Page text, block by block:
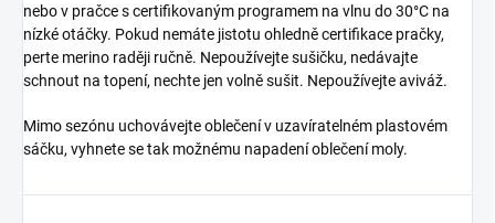
nebo v pračce s certifikovaným programem na vlnu do 30°C na
nízké otáčky. Pokud nemáte jistotu ohledně certifikace pračky,
perte merino raději ručně. Nepoužívejte sušičku, nedávajte
schnout na topení, nechte jen volně sušit. Nepoužívejte aviváž.
Mimo sezónu uchovávejte oblečení v uzavíratelném plastovém
sáčku, vyhnete se tak možnému napadení oblečení moly.